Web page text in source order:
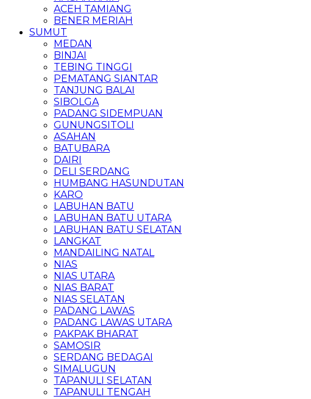
ACEH TAMIANG
BENER MERIAH
SUMUT
MEDAN
BINJAI
TEBING TINGGI
PEMATANG SIANTAR
TANJUNG BALAI
SIBOLGA
PADANG SIDEMPUAN
GUNUNGSITOLI
ASAHAN
BATUBARA
DAIRI
DELI SERDANG
HUMBANG HASUNDUTAN
KARO
LABUHAN BATU
LABUHAN BATU UTARA
LABUHAN BATU SELATAN
LANGKAT
MANDAILING NATAL
NIAS
NIAS UTARA
NIAS BARAT
NIAS SELATAN
PADANG LAWAS
PADANG LAWAS UTARA
PAKPAK BHARAT
SAMOSIR
SERDANG BEDAGAI
SIMALUGUN
TAPANULI SELATAN
TAPANULI TENGAH